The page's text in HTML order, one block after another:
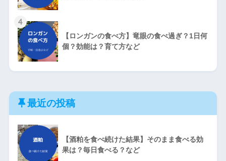
4
【ロンガンの食べ方】竜眼の食べ過ぎ？1日何
個？効能は？育て方など
最近の投稿
【酒粕を食べ続けた結果】そのまま食べる効
果は？毎日食べる？など